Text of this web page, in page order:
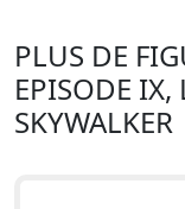
PLUS DE
EPISODE IX,
SKYWALKER